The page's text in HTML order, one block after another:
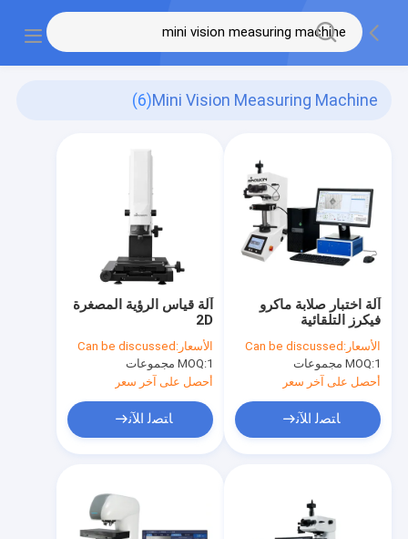
Mini Vision Measuring Machine
(6)
آلة قياس الرؤية المصغرة
2D
الأسعار: Can be discussed
MOQ:1 مجموعات
أحصل على آخر سعر
ﺎﺘﺼﻟ ﺍﻶﻧ
آلة اختبار صلابة ماكرو
فيكرز التلقائية
AutoVicky ZHV-
WH0503
الأسعار: Can be discussed
MOQ:1 مجموعات
أحصل على آخر سعر
ﺎﺘﺼﻟ ﺍﻶﻧ